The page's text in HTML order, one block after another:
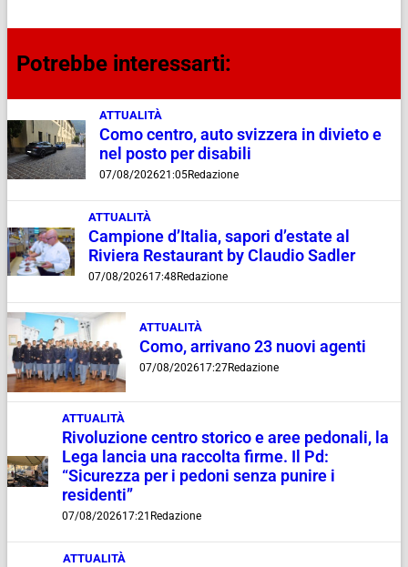
Potrebbe interessarti:
ATTUALITÀ
Como centro, auto svizzera in divieto e
nel posto per disabili
07/08/202621:05Redazione
ATTUALITÀ
Campione d’Italia, sapori d’estate al
Riviera Restaurant by Claudio Sadler
07/08/202617:48 Redazione
ATTUALITÀ
Como, arrivano 23 nuovi agenti
07/08/202617:27Redazione
ATTUALITÀ
Rivoluzione centro storico e aree pedonali, la
Lega lancia una raccolta firme. Il Pd:
“Sicurezza per i pedoni senza punire i
residenti”
07/08/202617:21 Redazione
ATTUALITÀ